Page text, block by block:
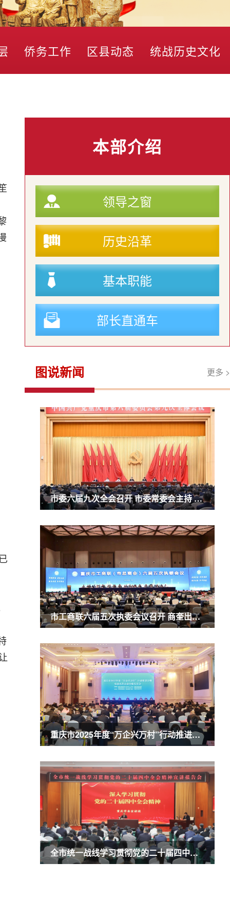
侨务工作 区县动态 统战历史文化
本部介绍
领导之窗
历史沿革
基本职能
部长直通车
图说新闻 更多 >
市委六届九次全会召开 市委常委会主持 市委书记袁家军讲话
市工商联六届五次执委会议召开 商奎出席并讲话
重庆市2025年度“万企兴万村”行动推进会暨农业民营企业50强发布会召开 商奎出席并讲话
全市统一战线学习贯彻党的二十届四中全会精神宣讲报告会召开 商奎作宣讲报告